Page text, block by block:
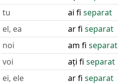
tu
ai fi separat
el, ea
ar fi separat
noi
am fi separat
voi
ați fi separat
ei, ele
ar fi separat